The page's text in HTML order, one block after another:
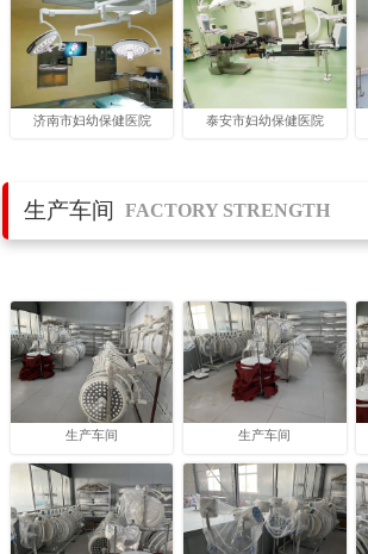
济南市妇幼保健医院 泰安市妇幼保健医院
生产车间 FACTORY STRENGTH
生产车间 生产车间